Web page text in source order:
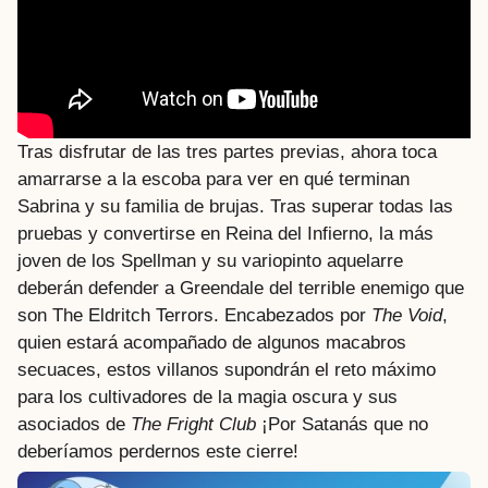
Tras disfrutar de las tres partes previas, ahora toca
amarrarse a la escoba para ver en qué terminan
Sabrina y su familia de brujas. Tras superar todas las
pruebas y convertirse en Reina del Infierno, la más
joven de los Spellman y su variopinto aquelarre
deberán defender a Greendale del terrible enemigo que
son The Eldritch Terrors. Encabezados por The Void,
quien estará acompañado de algunos macabros
secuaces, estos villanos supondrán el reto máximo
para los cultivadores de la magia oscura y sus
asociados de The Fright Club ¡Por Satanás que no
deberíamos perdernos este cierre!